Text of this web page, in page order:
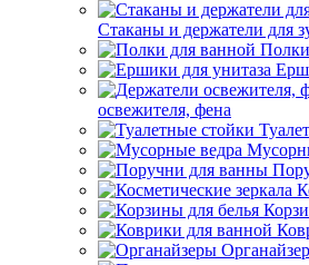
Стаканы и держатели для
освежителя, фена